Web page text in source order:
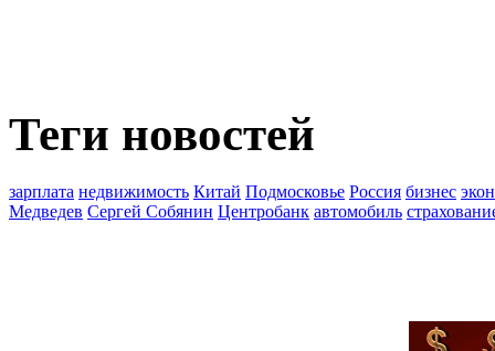
Теги новостей
зарплата недвижимость Китай Подмосковье Россия бизнес
Медведев Сергей Собянин Центробанк автомобиль